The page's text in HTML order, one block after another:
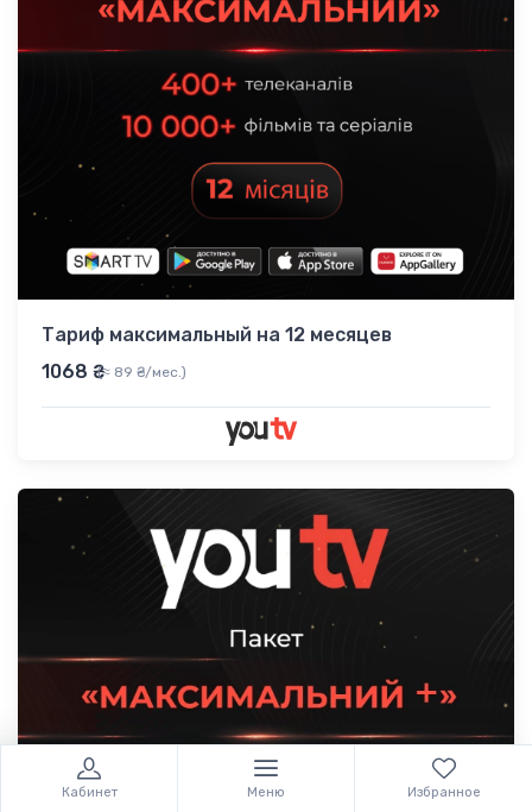
Тариф максимальный на 12 месяцев
1068 ₴
(≈ 89 ₴/мес.)
Кабинет Меню Избранное